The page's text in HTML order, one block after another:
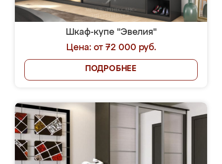
Шкаф-купе "Эвелия"
Цена: от 72 000 руб.
ПОДРОБНЕЕ